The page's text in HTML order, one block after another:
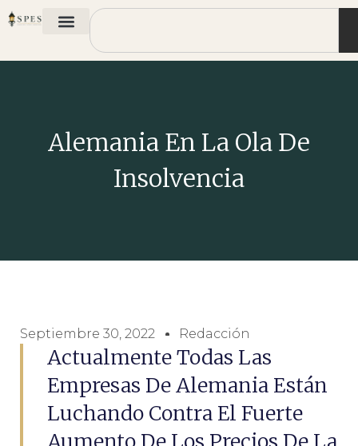
Alemania En La Ola De
Insolvencia
Septiembre 30, 2022 Redacción
Actualmente Todas Las
Empresas De Alemania Están
Luchando Contra El Fuerte